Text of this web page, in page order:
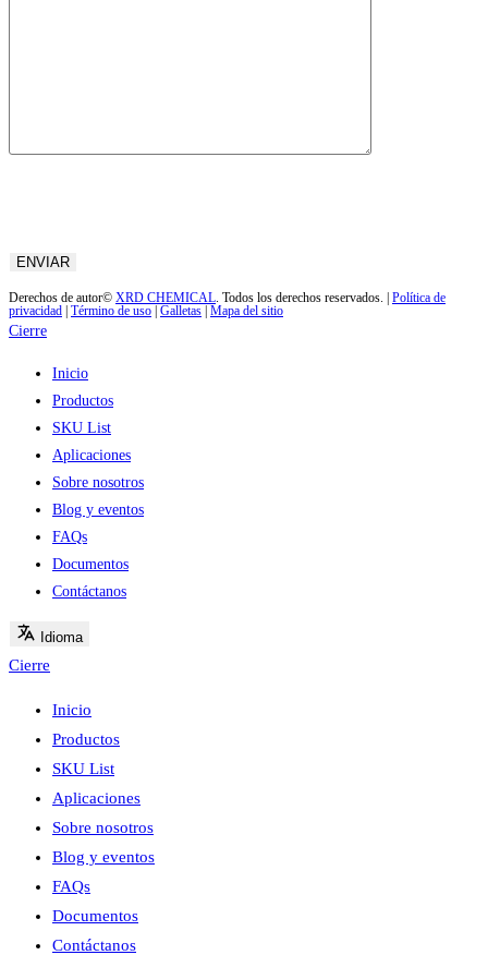
Derechos de autor© XRD CHEMICAL. Todos los derechos reservados. | Política de
privacidad Término de uso Galletas Mapa del sitio
Cierre
Inicio
Productos
SKU List
Aplicaciones
Sobre nosotros
Blog y eventos
FAQs
Documentos
Contáctanos
Idioma
Cierre
Inicio
Productos
SKU List
Aplicaciones
Sobre nosotros
Blog y eventos
FAQs
Documentos
Contáctanos